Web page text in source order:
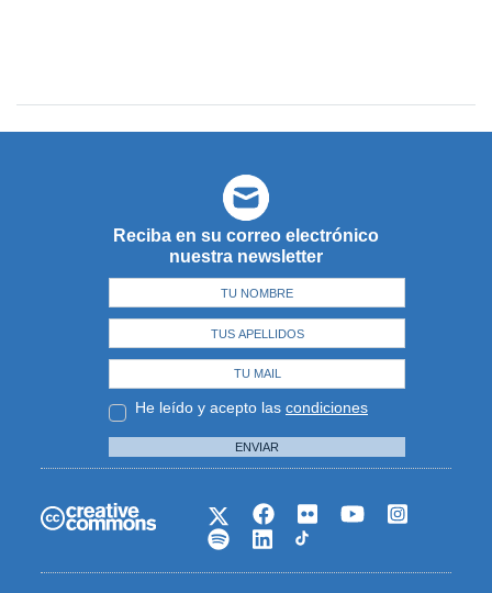
Reciba en su correo electrónico
nuestra newsletter
He leído y acepto las condiciones
ENVIAR